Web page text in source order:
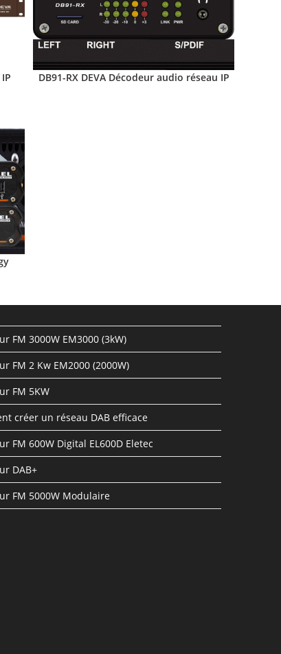
DB91-RX DEVA Décodeur audio réseau IP
FM 3000W EM3000 (3kW)
FM 2 Kw EM2000 (2000W)
FM 5KW
créer un réseau DAB efficace
FM 600W Digital EL600D Eletec
DAB+
FM 5000W Modulaire